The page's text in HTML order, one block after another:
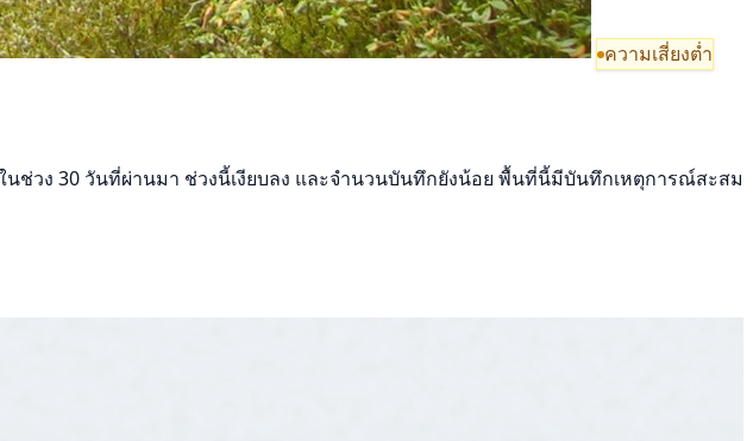
ความเสี่ยงต่ำ
ช่วง 30 วันที่ผ่านมา ช่วงนี้เงียบลง และจำนวนบันทึกยังน้อย พื้นที่นี้มีบันทึกเหตุการณ์สะสม